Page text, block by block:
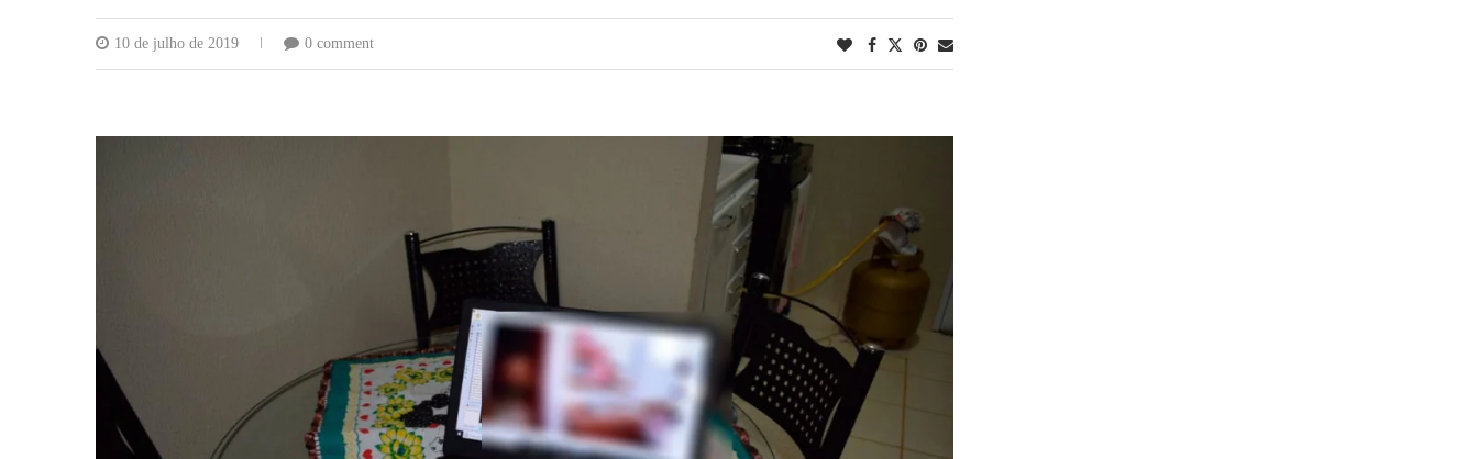
10 de julho de 2019 0 comment